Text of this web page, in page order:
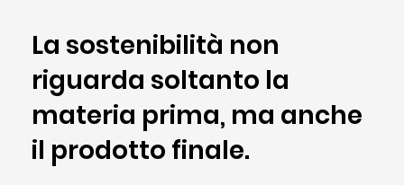
La sostenibilità non
riguarda soltanto la
materia prima, ma anche
il prodotto finale.